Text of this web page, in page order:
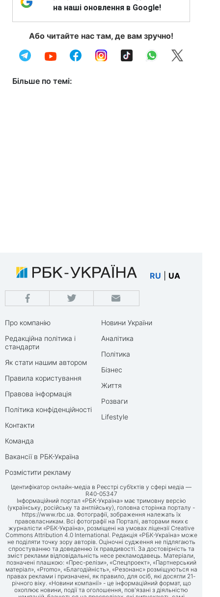
на наші оновлення в Google!
Або читайте нас там, де вам зручно!
Більше по темі:
RU UA
Про компанію
Редакційна політика і
стандарти
Як стати нашим автором
Правила користування
Правова інформація
Політика конфіденційності
Контакти
Команда
Вакансії в РБК-Україна
Розмістити рекламу
Новини України
Аналітика
Політика
Бізнес
Життя
Розваги
Lifestyle
Ідентифікатор онлайн-медіа в Реєстрі суб’єктів у сфері медіа —
R40-05347
Інформаційний портал «РБК-Україна» має тримовну версію
(українську, російську та англійську), головна сторінка порталу -
https://www.rbc.ua. Фотографії, зображення належать їх
правовласникам. Всі фотографії на Порталі, авторами яких є
журналісти «РБК-Україна», розміщені на умовах ліцензії Creative
Commons Attribution 4.0 International. Редакція «РБК-Україна» може
не поділяти точку зору авторів. Оціночні судження не підлягають
спростуванню та доведенню їх правдивості. За достовірність та
зміст реклами відповідальність несе рекламодавець. Матеріали,
позначені плашкою: «Прес-релізи», «Спецпроект», «Партнерський
матеріал», «Promo», «Благодійність», «Резонанс» розміщуються на
правах реклами і призначені, як правило, для осіб, які досягли 21-
річного віку. «Новини компанії» - це інформаційний формат, що
охоплює новини, події та оголошення, пов'язані з діяльністю